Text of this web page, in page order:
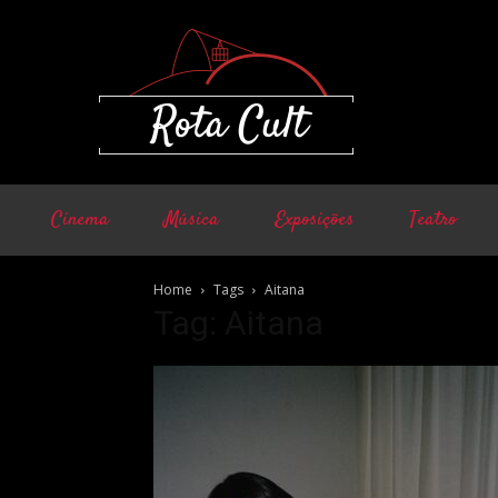
Cinema Música Exposições Teatro
Home Tags Aitana